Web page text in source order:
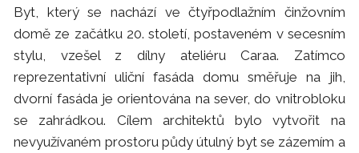
Byt, který se nachází ve čtyřpodlažním činžovním
domě ze začátku 20. století, postaveném v secesním
stylu, vzešel z dílny ateliéru Caraa. Zatímco
reprezentativní uliční fasáda domu směřuje na jih,
dvorní fasáda je orientována na sever, do vnitrobloku
se zahrádkou. Cílem architektů bylo vytvořit na
nevyužívaném prostoru půdy útulný byt se zázemím a